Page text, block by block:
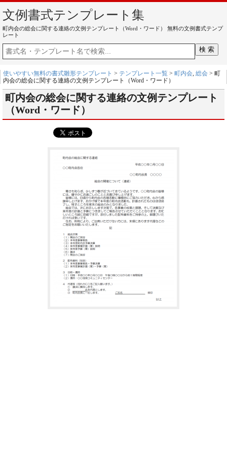
文例書式テンプレート集
町内会の総会に関する連絡の文例テンプレート（Word・ワード） 無料の文例書式テンプ
レート
使いやすい無料の書式雛形テンプレート > テンプレート一覧 > 町内会, 総会 > 町
内会の総会に関する連絡の文例テンプレート（Word・ワード）
町内会の総会に関する連絡の文例テンプレート
（Word・ワード）